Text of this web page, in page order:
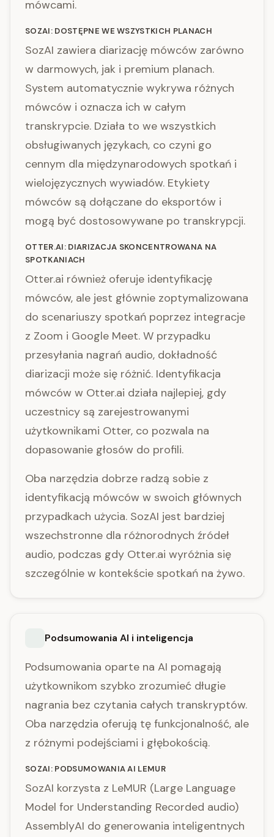
mówcami.
SOZAI: DOSTĘPNE WE WSZYSTKICH PLANACH
SozAI zawiera diarizację mówców zarówno
w darmowych, jak i premium planach.
System automatycznie wykrywa różnych
mówców i oznacza ich w całym
transkrypcie. Działa to we wszystkich
obsługiwanych językach, co czyni go
cennym dla międzynarodowych spotkań i
wielojęzycznych wywiadów. Etykiety
mówców są dołączane do eksportów i
mogą być dostosowywane po transkrypcji.
OTTER.AI: DIARIZACJA SKONCENTROWANA NA
SPOTKANIACH
Otter.ai również oferuje identyfikację
mówców, ale jest głównie zoptymalizowana
do scenariuszy spotkań poprzez integracje
z Zoom i Google Meet. W przypadku
przesyłania nagrań audio, dokładność
diarizacji może się różnić. Identyfikacja
mówców w Otter.ai działa najlepiej, gdy
uczestnicy są zarejestrowanymi
użytkownikami Otter, co pozwala na
dopasowanie głosów do profili.
Oba narzędzia dobrze radzą sobie z
identyfikacją mówców w swoich głównych
przypadkach użycia. SozAI jest bardziej
wszechstronne dla różnorodnych źródeł
audio, podczas gdy Otter.ai wyróżnia się
szczególnie w kontekście spotkań na żywo.
Podsumowania AI i inteligencja
Podsumowania oparte na AI pomagają
użytkownikom szybko zrozumieć długie
nagrania bez czytania całych transkryptów.
Oba narzędzia oferują tę funkcjonalność, ale
z różnymi podejściami i głębokością.
SOZAI: PODSUMOWANIA AI LEMUR
SozAI korzysta z LeMUR (Large Language
Model for Understanding Recorded audio)
AssemblyAI do generowania inteligentnych